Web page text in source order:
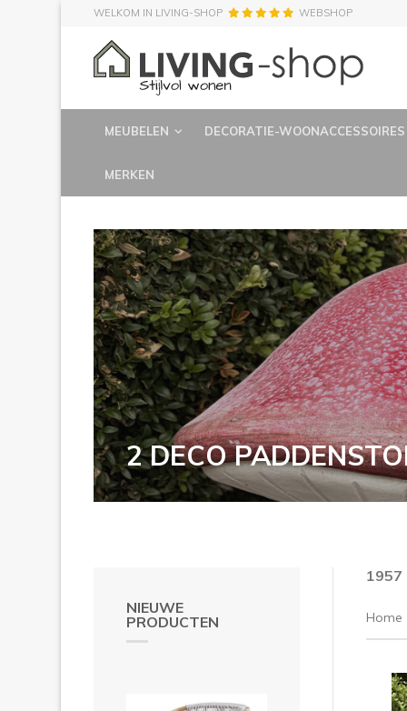
WELKOM IN LIVING-SHOP WEBSHOP
MEUBELEN DECORATIE-WOONACCESSOIRES
MERKEN
2 DECO
NIEUWE
PRODUCTEN
1957
Home